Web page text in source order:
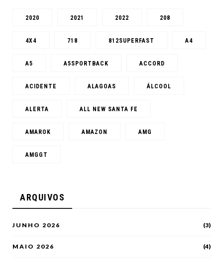
2020 2021 2022 208
4X4 718 812SUPERFAST A4
A5 A5SPORTBACK ACCORD
ACIDENTE ALAGOAS ÁLCOOL
ALERTA ALL NEW SANTA FE
AMAROK AMAZON AMG
AMGGT
ARQUIVOS
JUNHO 2026 (3)
MAIO 2026 (4)